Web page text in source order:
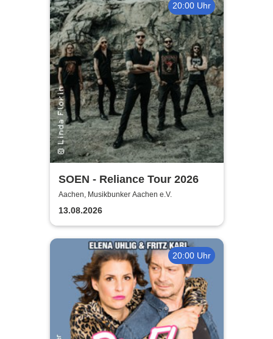
20:00 Uhr
SOEN - Reliance Tour 2026
Aachen, Musikbunker Aachen e.V.
13.08.2026
20:00 Uhr